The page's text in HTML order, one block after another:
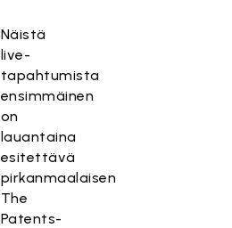
Näistä
live-
tapahtumista
ensimmäinen
on
lauantaina
esitettävä
pirkanmaalaisen
The
Patents-